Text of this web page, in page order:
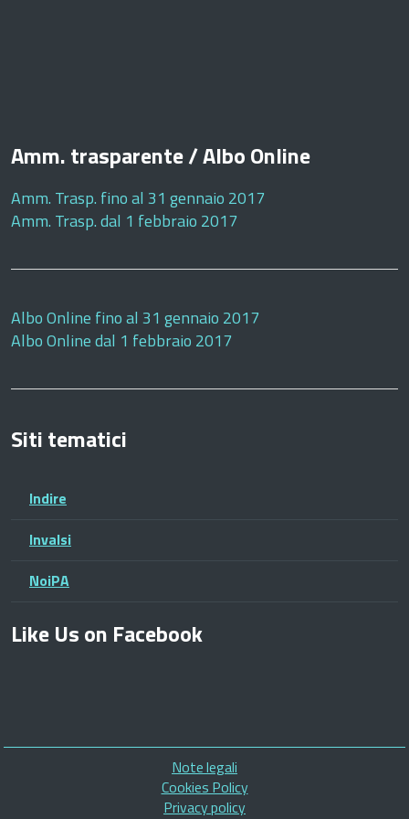
Amm. trasparente / Albo Online
Amm. Trasp. fino al 31 gennaio 2017
Amm. Trasp. dal 1 febbraio 2017
Albo Online fino al 31 gennaio 2017
Albo Online dal 1 febbraio 2017
Siti tematici
Indire
Invalsi
NoiPA
Like Us on Facebook
Piè
Note legali
Cookies Policy
Privacy policy